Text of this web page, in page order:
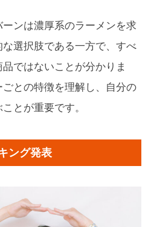
ンは濃厚系のラーメンを求
選択肢である一方で、すべ
ではないことが分かりま
との特徴を理解し、自分の
とが重要です。
ング発表